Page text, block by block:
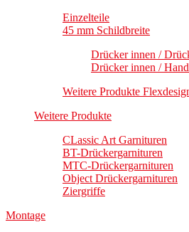
Einzelteile
45 mm Schildbreite
Drücker innen /
Drücker innen /
Weitere Produkte
Weitere Produkte
CLassic Art Garnituren
BT-Drückergarnituren
MTC-Drückergarnituren
Object Drückergarnituren
Ziergriffe
Montage